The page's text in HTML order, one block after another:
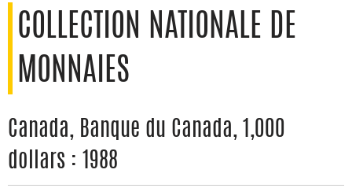
COLLECTION NATIONALE DE
MONNAIES
Canada, Banque du Canada, 1,000
dollars : 1988